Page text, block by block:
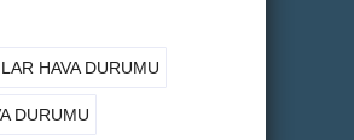
HAVA DURUMU
DURUMU